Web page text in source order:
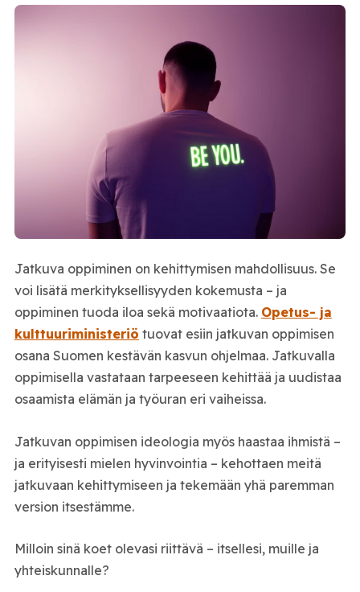
Jatkuva oppiminen on kehittymisen mahdollisuus. Se
voi lisätä merkityksellisyyden kokemusta – ja
oppiminen tuoda iloa sekä motivaatiota. Opetus- ja
kulttuuriministeriö tuovat esiin jatkuvan oppimisen
osana Suomen kestävän kasvun ohjelmaa. Jatkuvalla
oppimisella vastataan tarpeeseen kehittää ja uudistaa
osaamista elämän ja työuran eri vaiheissa.
Jatkuvan oppimisen ideologia myös haastaa ihmistä –
ja erityisesti mielen hyvinvointia – kehottaen meitä
jatkuvaan kehittymiseen ja tekemään yhä paremman
version itsestämme.
Milloin sinä koet olevasi riittävä – itsellesi, muille ja
yhteiskunnalle?